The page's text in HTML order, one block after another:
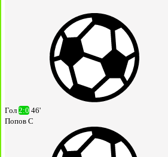
Гол 2:0 46'
Попов С